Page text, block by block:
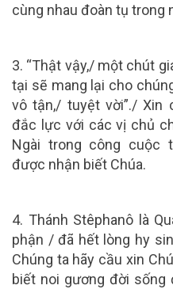
cùng nhau đoàn tụ trong
3. “Thật vậy,/ một chút
tại sẽ mang lại cho
vô tận,/ tuyệt vời”./ Xin
đắc lực với các vị chủ
Ngài trong công cuộc
được nhận biết Chúa.
4. Thánh Stêphanô là
phận / đã hết lòng hy
Chúng ta hãy cầu xin
biết noi gương đời